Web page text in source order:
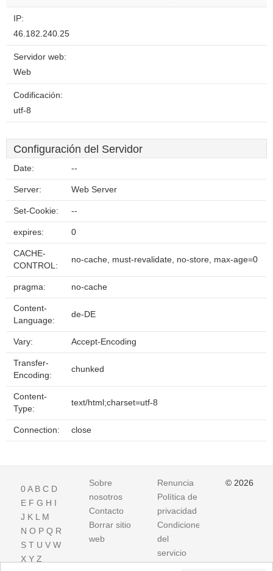
IP:
46.182.240.25
Servidor web:
Web
Codificación:
utf-8
Configuración del Servidor
Date: --
Server: Web Server
Set-Cookie: --
expires: 0
CACHE-
CONTROL:
no-cache, must-revalidate, no-store, max-age=0
pragma: no-cache
Content-
Language:
de-DE
Vary: Accept-Encoding
Transfer-
Encoding:
chunked
Content-
Type:
text/html;charset=utf-8
Connection: close
0A B C D
E F G H I
J K L M
N O P Q R
S T U V W
X Y Z
Sobre
nosotros
Contacto
Borrar sitio
web
Renuncia
Política de
privacidad
Condiciones
del
servicio
© 2026